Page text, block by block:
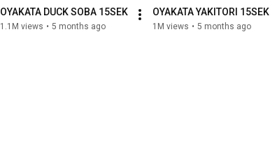
OYAKATA DUCK SOBA 15SEK
1.1M views • 5 months ago
OYAKATA YAKITORI 15SEK
1M views • 5 months ago